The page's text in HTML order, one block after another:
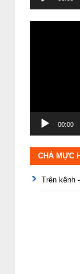
00:00
CHẢ MỰC
Trên kênh